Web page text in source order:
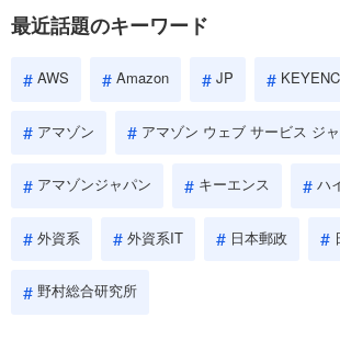
しょう。
最近話題のキーワード
AWS Amazon JP
アマゾン アマゾン ウェブ サービス ジ
アマゾンジャパン キーエンス ハ
外資系 外資系IT 日本郵政
野村総合研究所